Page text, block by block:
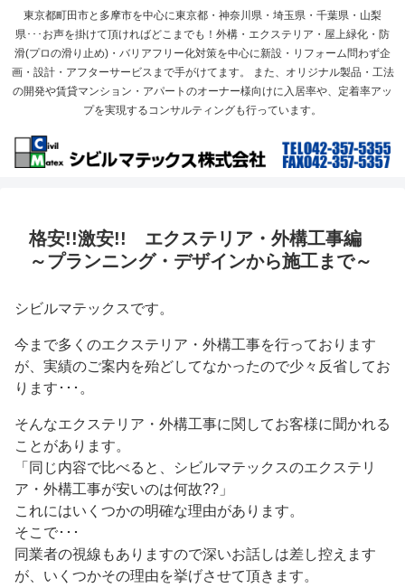
東京都町田市と多摩市を中心に東京都・神奈川県・埼玉県・千葉県・山梨
県･･･お声を掛けて頂ければどこまでも！外構・エクステリア・屋上緑化・防
滑(プロの滑り止め)・バリアフリー化対策を中心に新設・リフォーム問わず企
画・設計・アフターサービスまで手がけてます。 また、オリジナル製品・工法
の開発や賃貸マンション・アパートのオーナー様向けに入居率や、定着率アッ
プを実現するコンサルティングも行っています。
格安!!激安!! エクステリア・外構工事編
～プランニング・デザインから施工まで～
シビルマテックスです。
今まで多くのエクステリア・外構工事を行っております
が、実績のご案内を殆どしてなかったので少々反省してお
ります･･･。
そんなエクステリア・外構工事に関してお客様に聞かれる
ことがあります。
「同じ内容で比べると、シビルマテックスのエクステリ
ア・外構工事が安いのは何故??」
これにはいくつかの明確な理由があります。
そこで･･･
同業者の視線もありますので深いお話しは差し控えます
が、いくつかその理由を挙げさせて頂きます。